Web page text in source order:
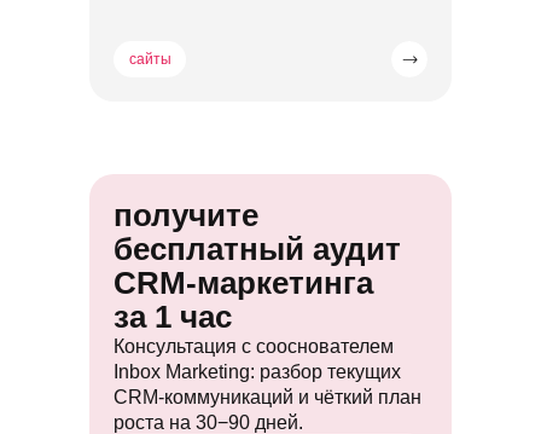
сайты
получите
бесплатный аудит
CRM-маркетинга
за 1 час
Консультация с сооснователем
Inbox Marketing: разбор текущих
CRM-коммуникаций и чёткий план
роста на 30−90 дней.